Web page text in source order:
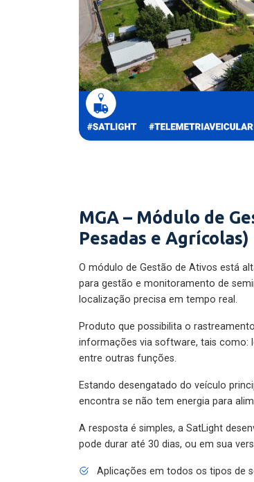
MGA – Módulo de
Pesadas e Agrícolas)
O módulo de Gestão de Ativos está
para gestão e monitoramento de
localização precisa em tempo real.
Produto que possibilita o
informações via software, tais como:
entre outras funções.
Estando desengatado do veículo
encontra se não tem energia para
A resposta é simples, a SatLight
pode durar até 30 dias, ou em sua
Aplicações em todos os tipos de